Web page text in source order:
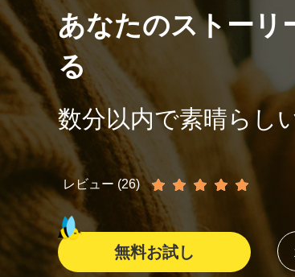
あなたのストーリ
る
数分以内で素晴らし
レビュー (26)
無料お試し